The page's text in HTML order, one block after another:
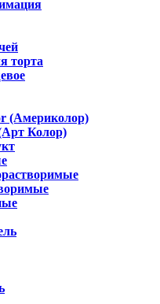
торта
(Америколор)
Колор)